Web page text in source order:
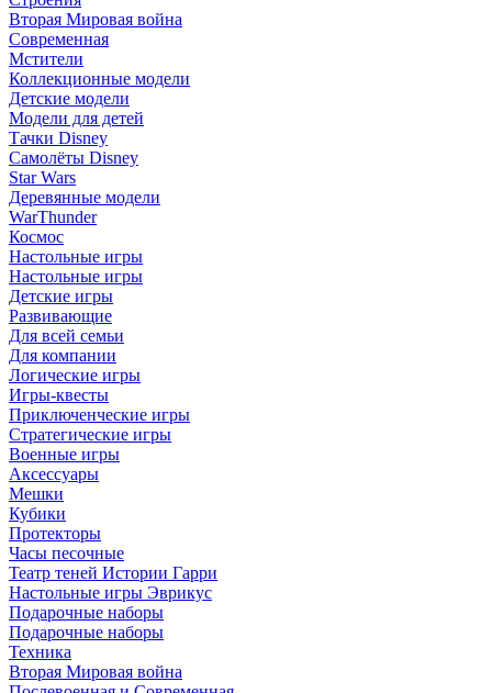
Вторая Мировая война
Современная
Мстители
Коллекционные модели
Детские модели
Модели для детей
Тачки Disney
Самолёты Disney
Star Wars
Деревянные модели
WarThunder
Космос
Настольные игры
Настольные игры
Детские игры
Развивающие
Для всей семьи
Для компании
Логические игры
Игры-квесты
Приключенческие игры
Стратегические игры
Военные игры
Аксессуары
Мешки
Кубики
Протекторы
Часы песочные
Театр теней Истории Гарри
Настольные игры Эврикус
Подарочные наборы
Подарочные наборы
Техника
Вторая Мировая война